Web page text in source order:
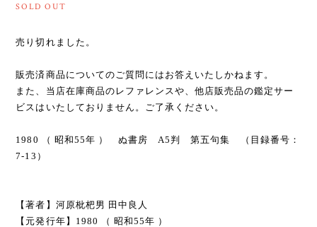
SOLD OUT
売り切れました。
販売済商品についてのご質問にはお答えいたしかねます。
また、当店在庫商品のレファレンスや、他店販売品の鑑定サー
ビスはいたしておりません。ご了承ください。
1980 （ 昭和55年 ） ぬ書房 A5判 第五句集 （目録番号：
7-13）
【著者】河原枇杷男 田中良人
【元発行年】1980 （ 昭和55年 ）